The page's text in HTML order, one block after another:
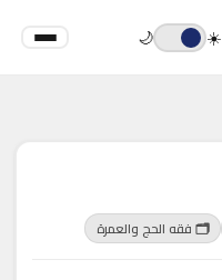
☀️
🌙
🗂 فقه الحج والعمرة